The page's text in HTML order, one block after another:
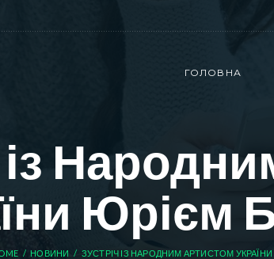
ГОЛОВНА
із
Юрієм
НОВИНИ ЗУСТРІЧ ІЗ НАРОДНИМ АРТИСТОМ